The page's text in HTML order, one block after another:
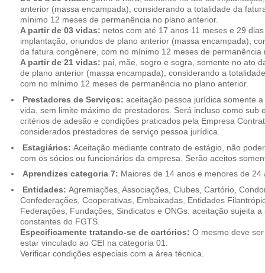
anterior (massa encampada), considerando a totalidade da
mínimo 12 meses de permanência no plano anterior.
A partir de 03 vidas: netos com até 17 anos 11 meses e 29
implantação, oriundos de plano anterior (massa encampada),
da fatura congênere, com no mínimo 12 meses de permanência
A partir de 21 vidas: pai, mãe, sogro e sogra, somente no ato
de plano anterior (massa encampada), considerando a
com no mínimo 12 meses de permanência no plano anterior.
Prestadores de Serviços: aceitação pessoa jurídica somente a
vida, sem limite máximo de prestadores. Será incluso como sub
critérios de adesão e condições praticados pela Empresa
considerados prestadores de serviço pessoa jurídica.
Estagiários: Aceitação mediante contrato de estágio, não
com os sócios ou funcionários da empresa. Serão aceitos
Aprendizes categoria 7: Maiores de 14 anos e menores de 24
Entidades: Agremiações, Associações, Clubes, Cartório,
Confederações, Cooperativas, Embaixadas, Entidades
Federações, Fundações, Sindicatos e ONGs: aceitação sujeita
constantes do FGTS.
Especificamente tratando-se de cartórios: O mesmo deve
estar vinculado ao CEI na categoria 01.
Verificar condições especiais com a área técnica.